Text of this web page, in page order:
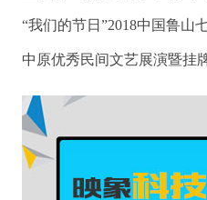
“我们的节日”2018中国鲁山
中原优秀民间文艺展演暨挂